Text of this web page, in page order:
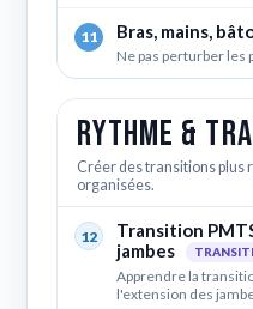
11 Bras, mains,
Ne pas perturber les
Rythme &
Créer des transitions plus
organisées.
12
Transition
jambes
Apprendre la
l'extension des